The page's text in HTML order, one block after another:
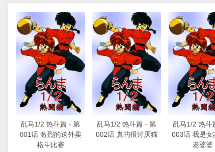
乱马1/2 热斗篇 - 第
001话 激烈的送外卖
格斗比赛
乱马1/2 热斗篇 - 第
002话 真的很讨厌猫
乱马1/2 热斗
003话 我是女
老婆婆